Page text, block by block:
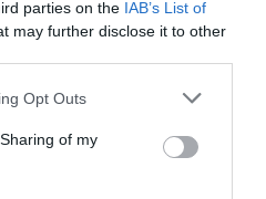
parties on the IAB’s List of
may further disclose it to other
app uses one or more Google
behaviour. You may click to
and its third-party tags to
purposes in below Google
Opt Outs
of my
τις ατυχίες στο
Δρόμου
Αττικής Δρόμου
και τον Ποδηλατικό
στο Κωπηλατοδρόμιο